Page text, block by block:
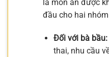
là món ăn được
đầu cho hai
Đối với bà bầu:
thai, nhu cầu